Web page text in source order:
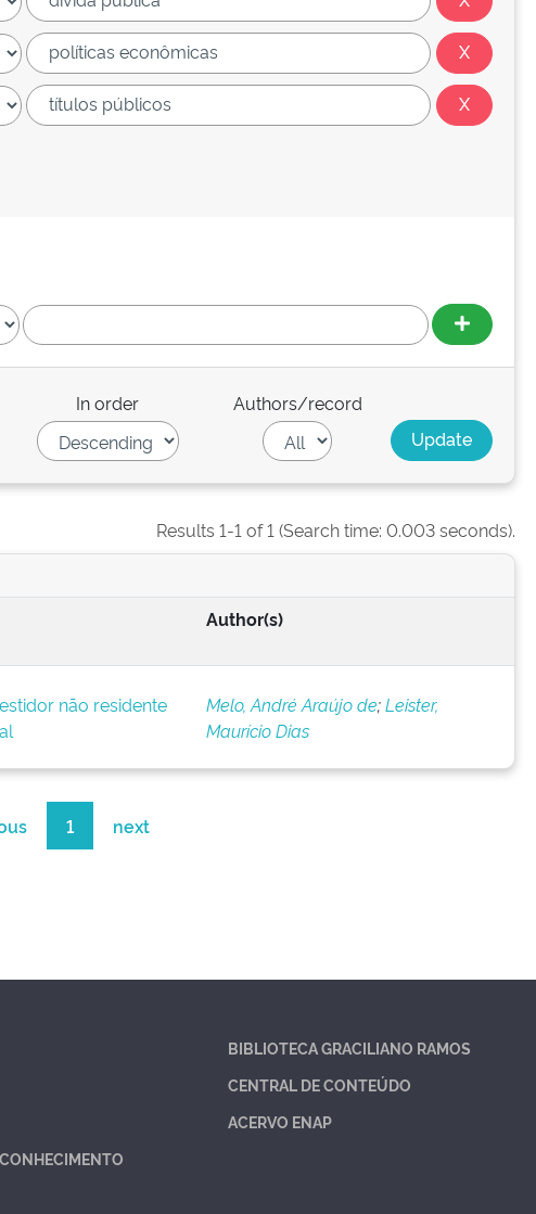
In order Authors/record
Results 1-1 of 1 (Search time: 0.003 seconds).
Author(s)
não residente
Melo, André Araújo de;Leister,
Maurício Dias
1 next
BIBLIOTECA GRACILIANO RAMOS
CENTRAL DE CONTEÚDO
ACERVO ENAP